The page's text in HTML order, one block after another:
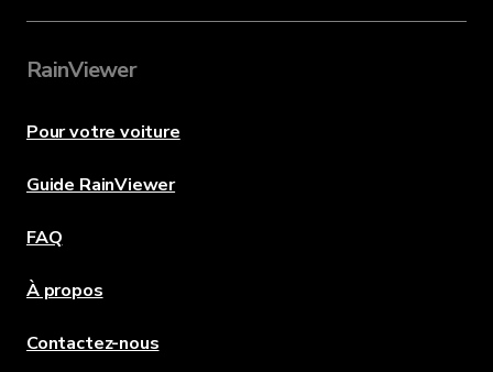
RainViewer
Pour votre voiture
Guide RainViewer
FAQ
À propos
Contactez-nous